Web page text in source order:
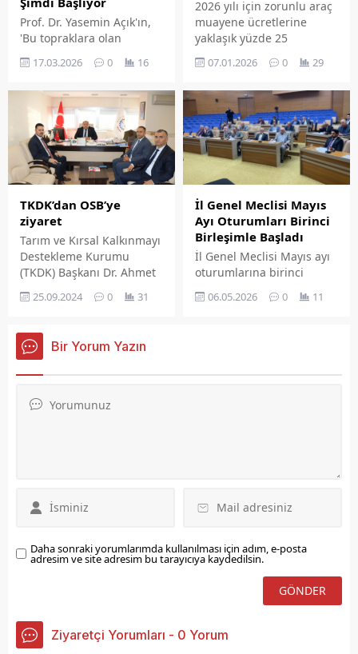
Prof. Dr. Yasemin Açık'ın,
'Bu topraklara olan
borcum' diyerek 17 Mart
2016'da üretime başladığı
Bölgenin en büyük ve en
çevreci yatırımlarından
biri olarak faaliyetlerini
sürdüren Seza Çimento,
günümüz itibarıyla 10 bin
kişinin hayatına
dokunurken 22 ülkeye
gerçekleştirdiği ihracatla
ülke ekonomisine ve yerel
kalkınmaya katma değer
sağlıyor.
17.03.2026 0 16
2026 yılı için zorunlu araç
muayene ücretlerine
yaklaşık yüzde 25
oranında zam yapıldı.
Yeniden değerleme
muayenesiz araçla trafiğe
çıkmanın cezası da
artırıldı.
07.01.2026 0 29
TKDK’dan OSB’ye
ziyaret
Tarım ve Kırsal Kalkınmayı
Destekleme Kurumu
(TKDK) Başkanı Dr. Ahmet
Koordinatörü İbrahim
Koordinatörü İlhan
Çalışkan OSB Bölge
ettiler.
25.09.2024 0 31
İl Genel Meclisi Mayıs
Ayı Oturumları Birinci
Birleşimle Başladı
İl Genel Meclisi Mayıs ayı
oturumlarına birinci
Oturumların birinci
06.05.2026 0 11
Bir Yorum Yazın
Daha sonraki yorumlarımda kullanılması için adım, e-posta
adresim ve site adresim bu tarayıcıya kaydedilsin.
Ziyaretçi Yorumları - 0 Yorum